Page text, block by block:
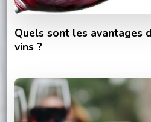
Quels sont les avantages
vins ?